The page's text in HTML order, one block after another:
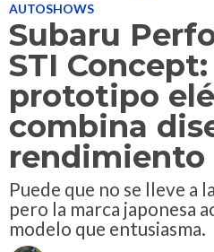
AUTOSHOWS
Subaru
STI
prototipo
combina
rendimiento
Puede que no se lleve a
pero la marca japonesa
modelo que entusiasma.